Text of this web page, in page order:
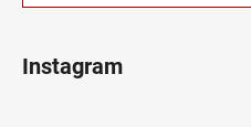
Instagram